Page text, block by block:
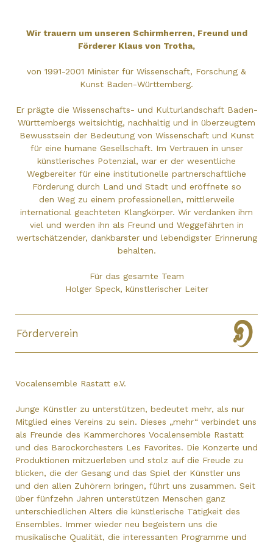
Wir trauern um unseren Schirmherren, Freund und
Förderer Klaus von Trotha,
von 1991-2001 Minister für Wissenschaft, Forschung &
Kunst Baden-Württemberg.
Er prägte die Wissenschafts- und Kulturlandschaft Baden-
Württembergs weitsichtig, nachhaltig und in überzeugtem
Bewusstsein der Bedeutung von Wissenschaft und Kunst
für eine humane Gesellschaft. Im Vertrauen in unser
künstlerisches Potenzial, war er der wesentliche
Wegbereiter für eine institutionelle partnerschaftliche
Förderung durch Land und Stadt und eröffnete so
den Weg zu einem professionellen, mittlerweile
international geachteten Klangkörper. Wir verdanken ihm
viel und werden ihn als Freund und Weggefährten in
wertschätzender, dankbarster und lebendigster Erinnerung
behalten.
Für das gesamte Team
Holger Speck, künstlerischer Leiter
Förderverein
Vocalensemble Rastatt e.V.
Junge Künstler zu unterstützen, bedeutet mehr, als nur
Mitglied eines Vereins zu sein. Dieses „mehr“ verbindet uns
als Freunde des Kammerchores Vocalensemble Rastatt
und des Barockorchesters Les Favorites. Die Konzerte und
Produktionen mitzuerleben und stolz auf die Freude zu
blicken, die der Gesang und das Spiel der Künstler uns
und den allen Zuhörern bringen, führt uns zusammen. Seit
über fünfzehn Jahren unterstützen Menschen ganz
unterschiedlichen Alters die künstlerische Tätigkeit des
Ensembles. Immer wieder neu begeistern uns die
musikalische Qualität, die interessanten Programme und